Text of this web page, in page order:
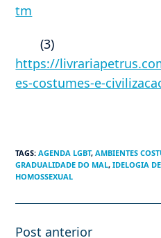
tm
(3)
https://
es-costumes-e-
TAGS:AGENDA LGBT, AMBIENTES
GRADUALIDADE DO MAL, IDELOGIA
HOMOSSEXUAL
Leia
Post anterior